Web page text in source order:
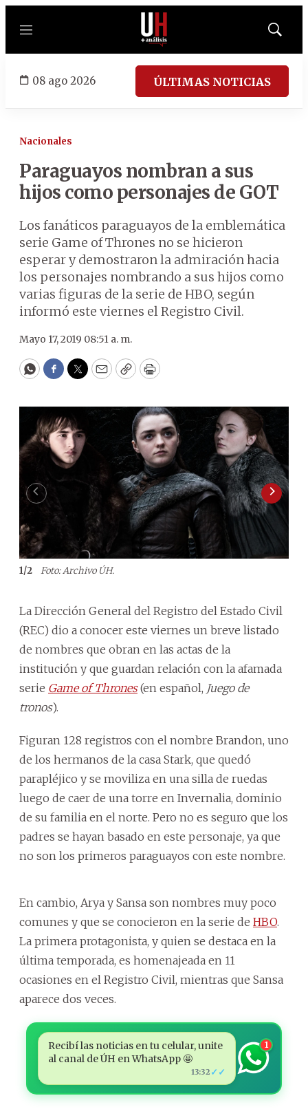
Menú
Mostrar
08 ago 2026 ÚLTIMAS NOTICIAS
Nacionales
Paraguayos nombran a sus
hijos como personajes de GOT
Los fanáticos paraguayos de la emblemática
serie Game of Thrones no se hicieron
esperar y demostraron la admiración hacia
los personajes nombrando a sus hijos como
varias figuras de la serie de HBO, según
informó este viernes el Registro Civil.
Mayo 17, 2019 08:51 a. m.
WhatsApp
Facebook
Twitter
EmailCopyPrint
1/2 Foto: Archivo ÚH.
La Dirección General del Registro del Estado Civil
(REC) dio a conocer este viernes un breve listado
de nombres que obran en las actas de la
institución y que guardan relación con la afamada
serie Game of Thrones(en español, Juego de
tronos).
Figuran 128 registros con el nombre Brandon, uno
de los hermanos de la casa Stark, que quedó
parapléjico y se moviliza en una silla de ruedas
luego de caer de una torre en Invernalia, dominio
de su familia en el norte. Pero no es seguro que los
padres se hayan basado en este personaje, ya que
no son los primeros paraguayos con este nombre.
En cambio, Arya y Sansa son nombres muy poco
comunes y que se conocieron en la serie de HBO.
La primera protagonista, y quien se destaca en la
última temporada, es homenajeada en 11
ocasiones en el Registro Civil, mientras que Sansa
aparece dos veces.
Recibí las noticias en tu celular, unite
al canal de ÚH en WhatsApp 🤩
13:32 ✓✓
1